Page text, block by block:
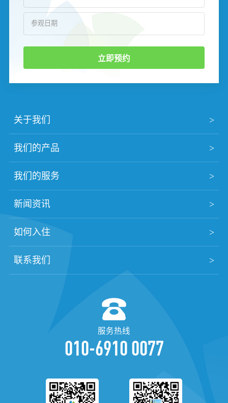
立即预约
关于我们
我们的产品
我们的服务
新闻资讯
如何入住
联系我们
服务热线
010-6910 0077